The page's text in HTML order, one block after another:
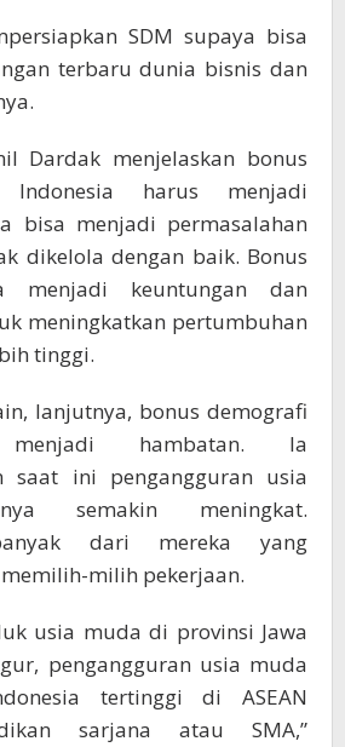
SDM supaya bisa
terbaru dunia bisnis dan
Dardak menjelaskan bonus
harus menjadi
bisa menjadi permasalahan
dikelola dengan baik. Bonus
menjadi keuntungan dan
meningkatkan pertumbuhan
tinggi.
lanjutnya, bonus demografi
hambatan. Ia
saat ini pengangguran usia
semakin meningkat.
dari mereka yang
milih pekerjaan.
usia muda di provinsi Jawa
pengangguran usia muda
tertinggi di ASEAN
sarjana atau SMA,”